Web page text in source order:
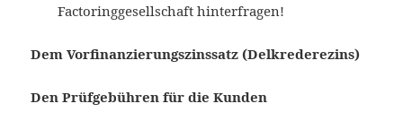
Factoringgesellschaft hinterfragen!
Dem Vorfinanzierungszinssatz (Delkrederezins)
Den Prüfgebühren für die Kunden